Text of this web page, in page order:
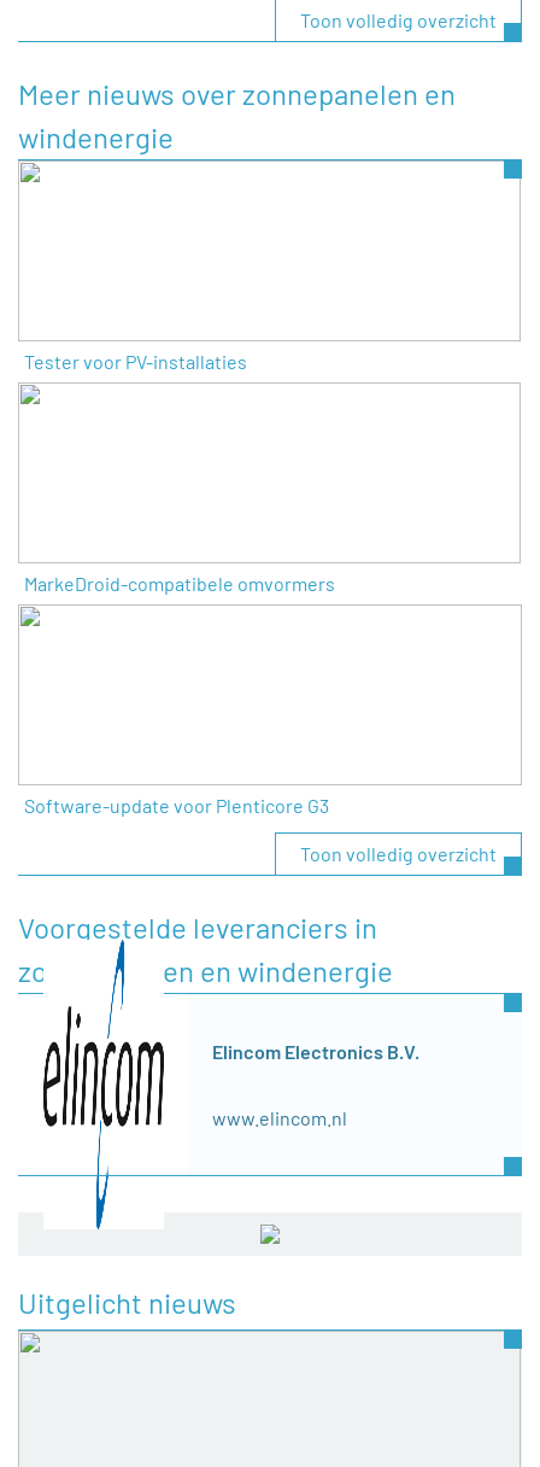
Toon volledig overzicht
Meer nieuws over zonnepanelen en
windenergie
Tester voor PV-installaties
MarkeDroid-compatibele omvormers
Software-update voor Plenticore G3
Toon volledig overzicht
Voorgestelde leveranciers in
zonnepanelen en windenergie
Elincom Electronics B.V.
www.elincom.nl
Uitgelicht nieuws